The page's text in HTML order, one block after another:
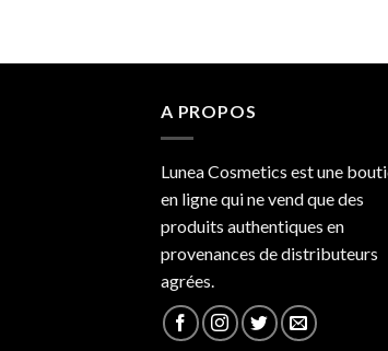
A PROPOS
Lunea Cosmetics est une
en ligne qui ne vend que des
produits authentiques en
provenances de distributeurs
agrées.